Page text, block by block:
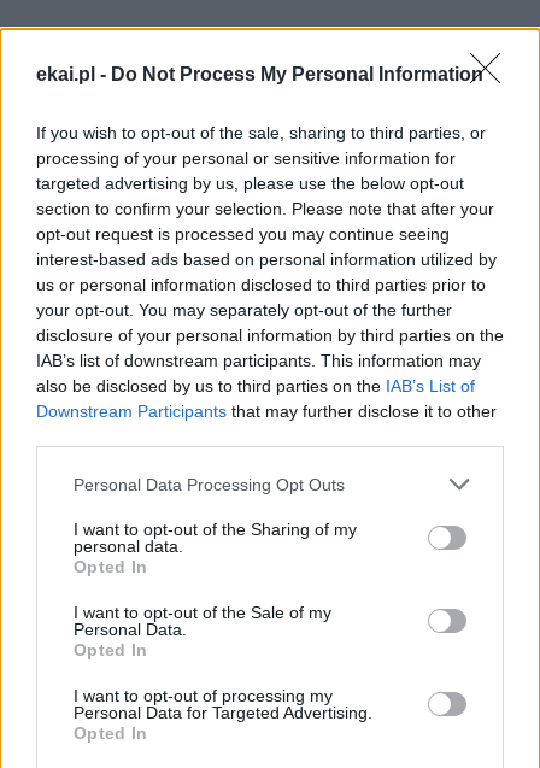
ekai.pl - Do Not Process My Personal Information
If you wish to opt-out of the sale, sharing to third parties, or
processing of your personal or sensitive information for
targeted advertising by us, please use the below opt-out
section to confirm your selection. Please note that after your
opt-out request is processed you may continue seeing
interest-based ads based on personal information utilized by
us or personal information disclosed to third parties prior to
your opt-out. You may separately opt-out of the further
disclosure of your personal information by third parties on the
IAB’s list of downstream participants. This information may
also be disclosed by us to third parties on the IAB’s List of
Downstream Participants that may further disclose it to other
Personal Data Processing Opt Outs
I want to opt-out of the Sharing of my
personal data.
Opted In
I want to opt-out of the Sale of my
Personal Data.
Opted In
I want to opt-out of processing my
Personal Data for Targeted Advertising.
Opted In
Link
Tagi: ŚW. STANISŁAW KOSTKA
Najnowsze
08 sierpnia 2026 | 19:04
SIGNIS 2026: komunikacja w służbie Ewangelii
08 sierpnia 2026 | 18:23
Papież: w św. Agacie kontemplujemy zwycięstwo miłości nad
Paola Kafira o islamie: Nie możemy już dłużej milczeć
Pieszo do Matki Bożej – z Great Meadows do Amerykańskiej
Częstochowy
Popularne